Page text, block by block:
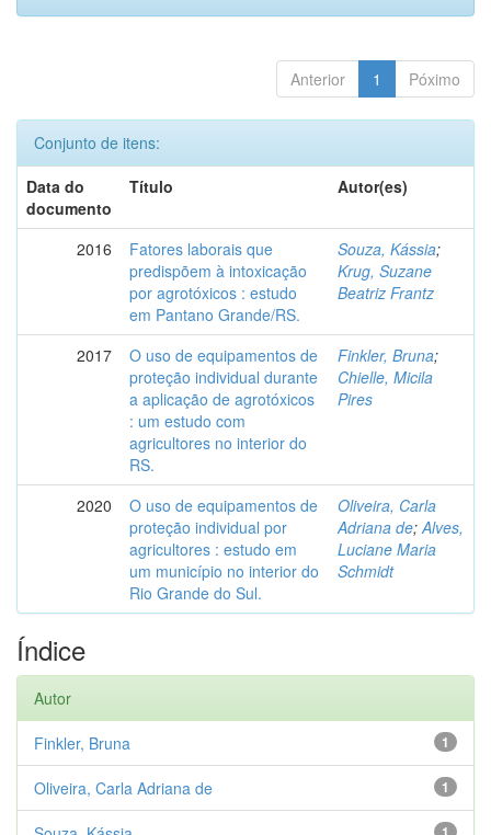
Anterior 1 Póximo
Conjunto de itens:
Data do
documento
Título Autor(es)
2016
Fatores laborais que
predispõem à intoxicação
por agrotóxicos : estudo
em Pantano Grande/RS.
Souza, Kássia;
Krug, Suzane
Beatriz Frantz
2017
O uso de equipamentos de
proteção individual durante
a aplicação de agrotóxicos
: um estudo com
agricultores no interior do
RS.
Finkler, Bruna;
Chielle, Micila
Pires
2020
O uso de equipamentos de
proteção individual por
agricultores : estudo em
um município no interior do
Rio Grande do Sul.
Oliveira, Carla
Adriana de;Alves,
Luciane Maria
Schmidt
Índice
Autor
1
Finkler, Bruna
1
Oliveira, Carla Adriana de